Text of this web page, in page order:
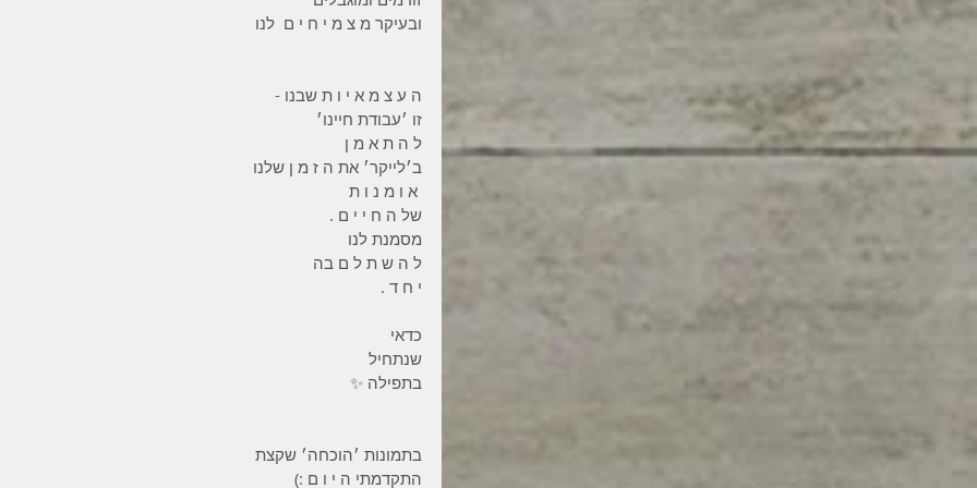
ובעיקר מ צ מ י ח י ם  לנו
ה ע צ מ א י ו ת שבנו -
זו ׳עבודת חיינו׳
ל ה ת א מ ן
ב׳לייקר׳ את ה ז מ ן שלנו
של ה ח י י ם .
מסמנת לנו
ל ה ש ת ל ם בה
י ח ד .
כדאי
שנתחיל
בתפילה ✨
בתמונות ׳הוכחה׳ שקצת
התקדמתי ה י ו ם :)